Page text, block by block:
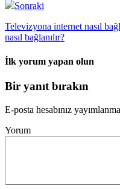
Sonraki
Televizyona internet nasıl
nasıl bağlanılır?
İlk yorum yapan olun
Bir yanıt bırakın
E-posta hesabınız
Yorum